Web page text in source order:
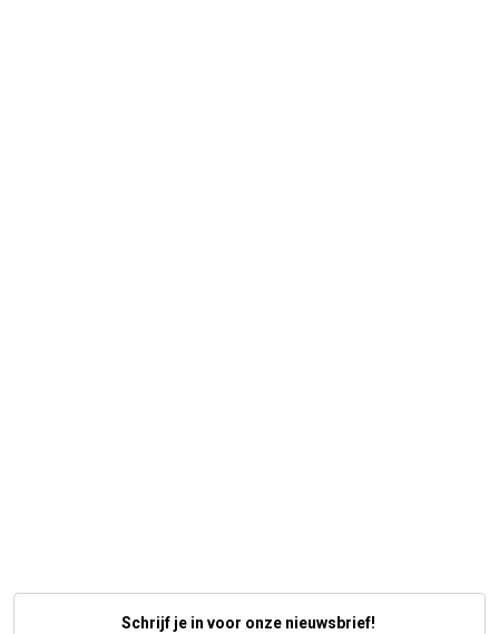
Schrijf je in voor onze nieuwsbrief!